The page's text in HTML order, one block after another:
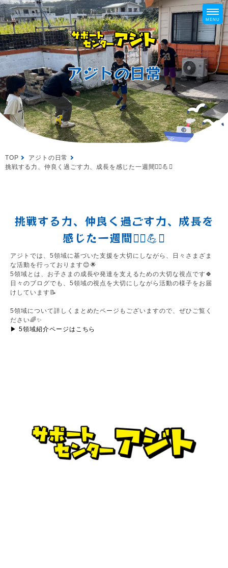
アジトの日常
TOP
アジトの日常
挑戦する力、仲良く過ごす力、成長を感じた一週間🚴‍♀️💪✨
挑戦する力、仲良く過ごす力、成長を
感じた一週間🚴‍♀️💪✨
アジトでは、5領域に基づいた支援を大切にしながら、日々さまざま
な活動を行っております😊🌟
5領域とは、お子さまの成長や発達を支えるための大切な視点です🍀
日々のブログでも、5領域の視点を大切にしながら活動の様子をお届
けしています📝
5領域について詳しくまとめたページもございますので、ぜひご覧く
ださい🌈✨
▶︎ 5領域紹介ページはこちら